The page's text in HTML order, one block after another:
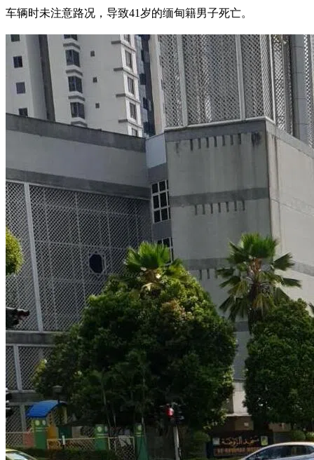
车辆时未注意路况，导致41岁的缅甸籍男子死亡。